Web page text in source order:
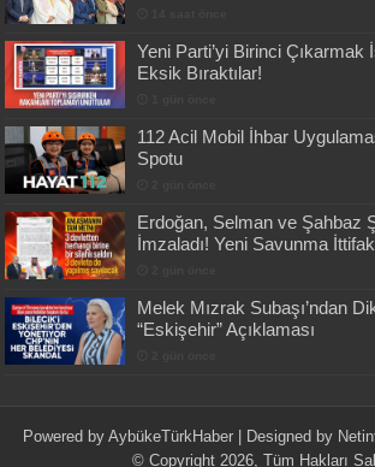
Yeni Parti’yi Birinci Çıkarmak
Eksik Bıraktılar!
112 Acil Mobil İhbar
Spotu
Erdoğan, Selman ve Şahbaz
İmzaladı! Yeni Savunma
Melek Mızrak Subaşı’ndan
“Eskişehir” Açıklaması
Powered by AybükeTürkHaber | Designed by
© Copyright 2026, Tüm Hakları